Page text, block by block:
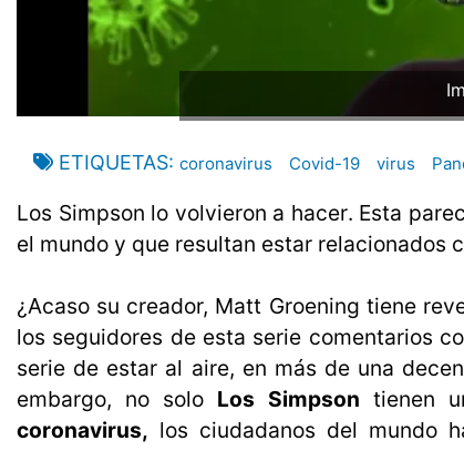
ETIQUETAS coronavirus Covid-19 virus
Los Simpson lo volvieron a hacer. Esta
el mundo y que resultan estar relacionados
¿Acaso su creador, Matt Groening tiene
los seguidores de esta serie comentarios
serie de estar al aire, en más de una
embargo, no solo Los Simpson tienen
coronavirus, los ciudadanos del mundo